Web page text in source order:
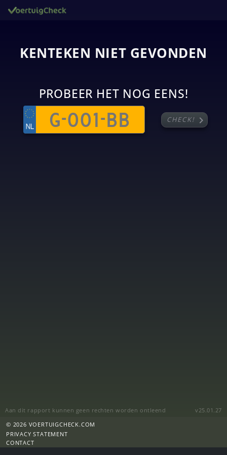
KENTEKEN NIET GEVONDEN
PROBEER HET NOG EENS!
CHECK! chevron_right
Aan dit rapport kunnen geen rechten worden ontleend
v25.01.27
© 2026 VOERTUIGCHECK.COM
PRIVACY STATEMENT
CONTACT